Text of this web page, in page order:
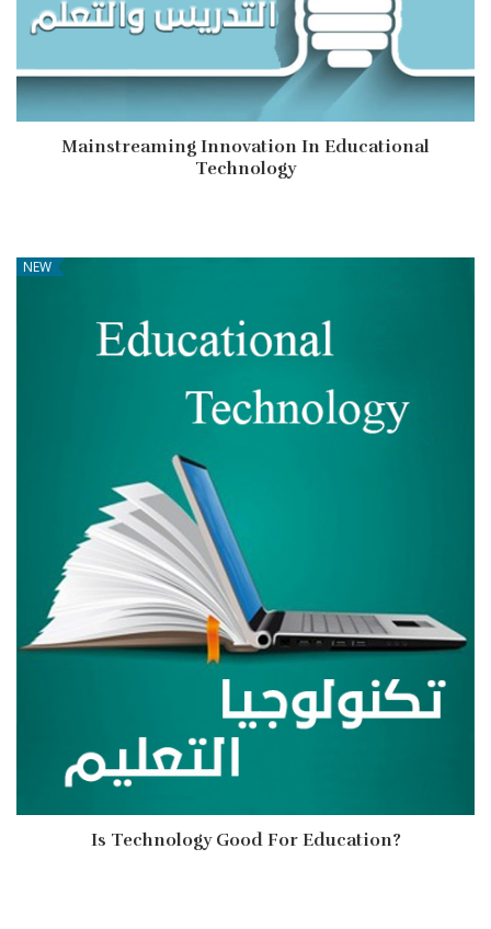
Mainstreaming Innovation In Educational
Technology
NEW
Is Technology Good For Education?